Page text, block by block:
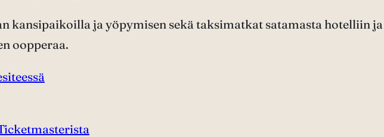
kansipaikoilla ja yöpymisen sekä taksimatkat satamasta hotelliin
oopperaa.